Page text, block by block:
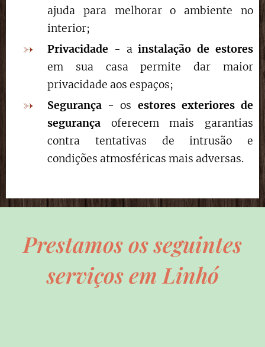
ajuda para melhorar o ambiente no
interior;
Privacidade - ainstalação de estores
em sua casa permite dar maior
privacidade aos espaços;
Segurança - os estores exteriores de
segurança oferecem mais garantias
contra tentativas de intrusão e
condições atmosféricas mais adversas.
Prestamos os seguintes
serviços em Linhó